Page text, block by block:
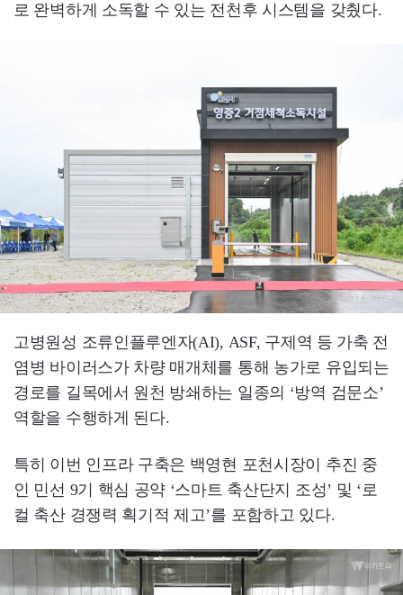
로 완벽하게 소독할 수 있는 전천후 시스템을 갖췄다.
고병원성 조류인플루엔자(AI), ASF, 구제역 등 가축 전
염병 바이러스가 차량 매개체를 통해 농가로 유입되는
경로를 길목에서 원천 방쇄하는 일종의 ‘방역 검문소’
역할을 수행하게 된다.
특히 이번 인프라 구축은 백영현 포천시장이 추진 중
인 민선 9기 핵심 공약 ‘스마트 축산단지 조성’ 및 ‘로
컬 축산 경쟁력 획기적 제고’를 포함하고 있다.